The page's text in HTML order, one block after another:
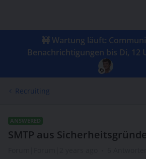
🚧 Wartung läuft:
Benachrichtigungen bis Di, 12
Recruiting
ANSWERED
SMTP aus